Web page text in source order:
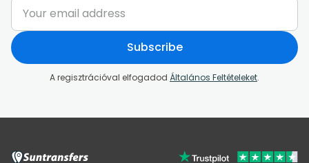
Subscribe
A regisztrációval elfogadod Általános Feltételeket.